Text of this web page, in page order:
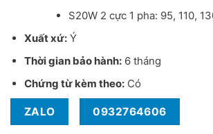
S20W 2 cực 1 pha: 95, 110,
Xuất xứ:Ý
Thời gian bảo hành:6 tháng
Chứng từ kèm theo:Có
ZALO 0932764606